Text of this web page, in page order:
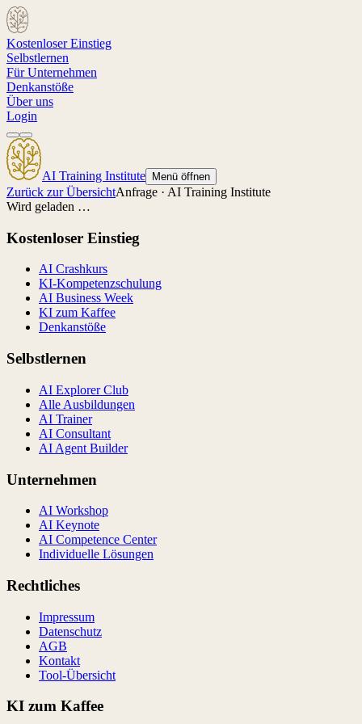
Kostenloser Einstieg
Selbstlernen
Für Unternehmen
Denkanstöße
Über uns
Login
AI Training Institute Menü öffnen
Zurück zur ÜbersichtAnfrage · AI Training Institute
Wird geladen …
Kostenloser Einstieg
AI Crashkurs
KI-Kompetenzschulung
AI Business Week
KI zum Kaffee
Denkanstöße
Selbstlernen
AI Explorer Club
Alle Ausbildungen
AI Trainer
AI Consultant
AI Agent Builder
Unternehmen
AI Workshop
AI Keynote
AI Competence Center
Individuelle Lösungen
Rechtliches
Impressum
Datenschutz
AGB
Kontakt
Tool-Übersicht
KI zum Kaffee